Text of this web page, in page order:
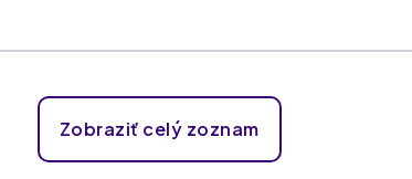
Zobraziť celý zoznam